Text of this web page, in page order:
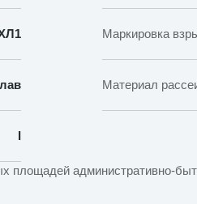
Маркировка
Материал
I
площадей административно-